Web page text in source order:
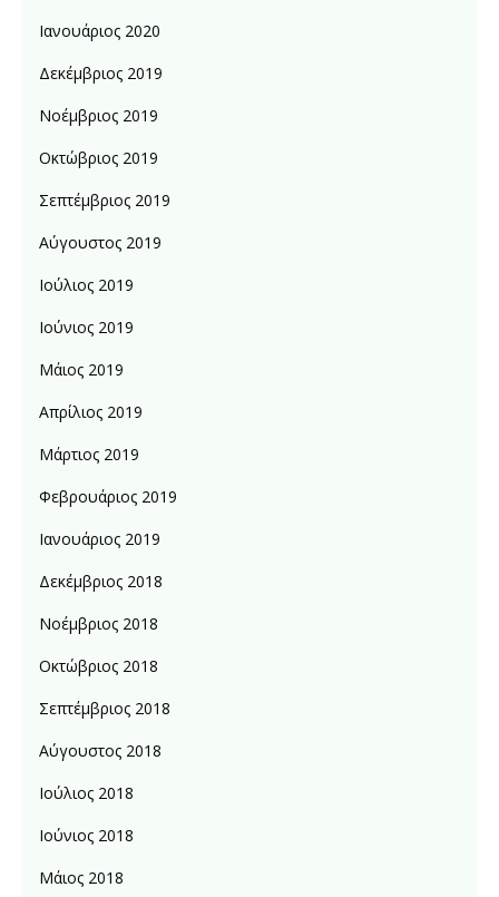
Ιανουάριος 2020
Δεκέμβριος 2019
Νοέμβριος 2019
Οκτώβριος 2019
Σεπτέμβριος 2019
Αύγουστος 2019
Ιούλιος 2019
Ιούνιος 2019
Μάιος 2019
Απρίλιος 2019
Μάρτιος 2019
Φεβρουάριος 2019
Ιανουάριος 2019
Δεκέμβριος 2018
Νοέμβριος 2018
Οκτώβριος 2018
Σεπτέμβριος 2018
Αύγουστος 2018
Ιούλιος 2018
Ιούνιος 2018
Μάιος 2018